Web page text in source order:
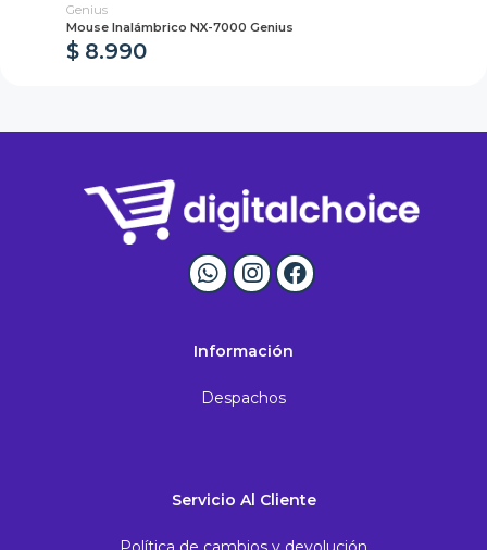
Genius
Mouse Inalámbrico NX-7000 Genius
$ 8.990
Información
Despachos
Servicio Al Cliente